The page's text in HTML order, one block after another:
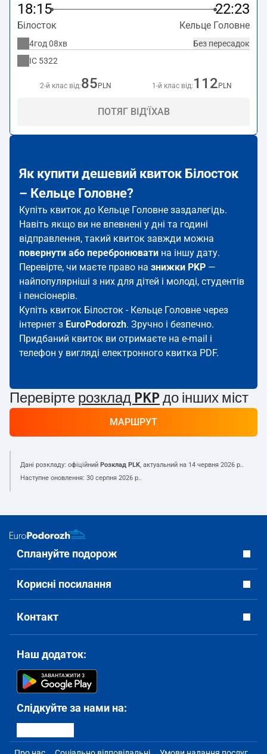
18:15 22:23
Білосток Кельце Головне
Без пересадок
4год 08хв
IC 5322
2-й клас від:85 PLN 1-й клас від: 112 PLN
ПОТЯГ ВІД'ЇХАВ
Як купити дешевий квиток Білосток
– Кельце Головне?
Купіть квиток до Кельце Головне заздалегідь.
Навіть якщо ви не впевнені у дні та годині
відправлення, такий квиток завжди можна
повернути або перебронювати на іншу дату.
Перевірте, чи маєте право на знижки PKP —
найпопулярніші з них для дітей і молоді, студентів
і пенсіонерів.
Купіть квиток Білосток - Кельце Головне через
інтернет з EuroPodorozh. Зручно і безпечно.
Придбаний квиток ви отримаєте на e-mail і
телефон у вигляді електронного квитка PDF.
Перевірте розклад PKP до інших міст
МАРШРУТ
Дані розкладу: офіційний Розклад PLK, актуальний на 14 червня 2026 р..
Наступне оновлення: 30 серпня 2026 р..
Сплануйте подорож
Корисні посилання
Контакт
Наш додаток:
Слідкуйте за нами на: